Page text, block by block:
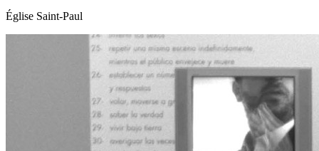
Église Saint-Paul